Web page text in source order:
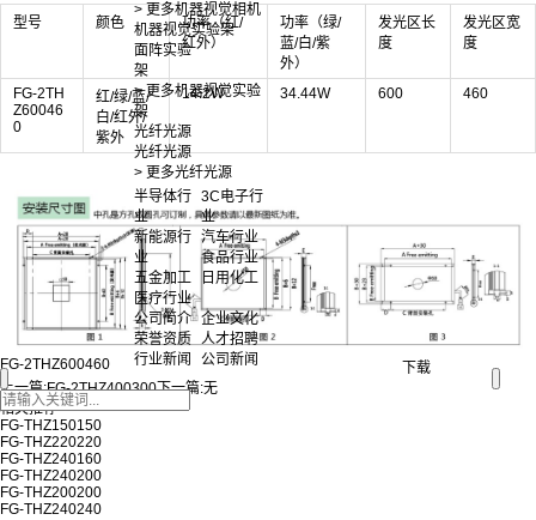
> 更多机器视觉相机
机器视觉实验架
面阵实验
架
> 更多机器视觉实验
架
光纤光源
光纤光源
> 更多光纤光源
半导体行
业
3C电子行
业
新能源行
业
汽车行业
食品行业
五金加工
日用化工
医疗行业
公司简介 企业文化
荣誉资质 人才招聘
行业新闻
公司新闻
型号 颜色
功率（红/
红外）
功率（绿/
蓝/白/紫
外）
发光区长
度
发光区宽
度
FG-2TH
Z60046
0
红/绿/蓝/
白/红外/
紫外
14.2W 34.44W 600 460
FG-2THZ600460
下载
上一篇:FG-2THZ400300下一篇:无
相关推荐
FG-THZ150150
FG-THZ220220
FG-THZ240160
FG-THZ240200
FG-THZ200200
FG-THZ240240